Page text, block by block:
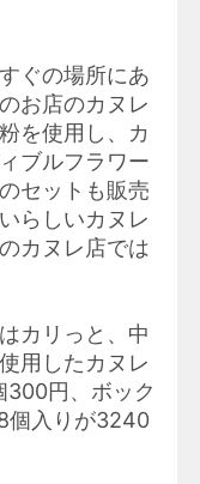
ぐの場所にあ
お店のカヌレ
を使用し、カ
ブルフラワー
セットも販売
らしいカヌレ
カヌレ店では
カリっと、中
用したカヌレ
300円、ボック
個入りが3240